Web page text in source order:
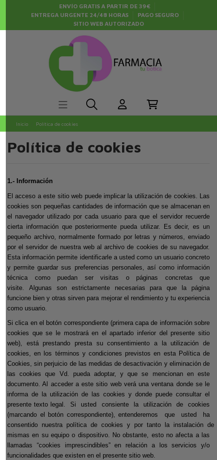
ENVÍO GRATIS A PARTIR DE 39€
ENTREGA URGENTE 24/48 HORAS
PAGO SEGURO
SITIO WEB AUTORIZADO
Inicio Política de cookies
Política de cookies
1.- Información
El acceso a este sitio web puede implicar la utilización de cookies. Las
cookies son pequeñas cantidades de información que se almacenan en
el navegador utilizado por cada usuario para que el servidor recuerde
cierta información que posteriormente pueda utilizar. Es decir, es un
pequeño archivo, normalmente formado por letras y números, enviado
por el servidor de nuestra web al archivo de cookies de su navegador.
Esta información permite identificarle a usted como un usuario concreto
y permite guardar sus preferencias personales, así como información
técnica como puedan ser visitas o páginas concretas que
visite.
Algunas son estrictamente necesarias para que la página
funcione bien y otras sirven para mejorar el rendimiento y tu experiencia
como usuario.
Si clica en el botón correspondiente (primera capa de información sobre
cookies que se le mostrará en el apartado inferior del presente sitio
web), está prestando presta su consentimiento a la utilización de
cookies, en los términos y condiciones previstos en esta Política de
Cookies, sin perjuicio de las medidas de desactivación y eliminación de
las cookies que Vd. pueda adoptar, y que se mencionan en este
documento. Al acceder a este sitio web verá una ventana donde se le
informa de la utilización de las cookies y donde puede consultar el
presente texto legal.
Si usted consiente la utilización de
cookies
(marcando el botón correspondiente), entenderemos
que usted
ha
consentido nuestra política de cookies y por tanto la instalación de
mismas en su equipo o dispositivo. No obstante, esto no afecta a las
llamadas “cookies imprescindibles” en relación a los servicios y/o
funcionalidades que existen en el presente sitio web.